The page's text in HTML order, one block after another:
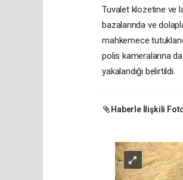
Tuvalet klozetine ve
bazalarında ve
mahkemece
polis kameralarına
yakalandığı belirtildi.
Haberle İlişkili